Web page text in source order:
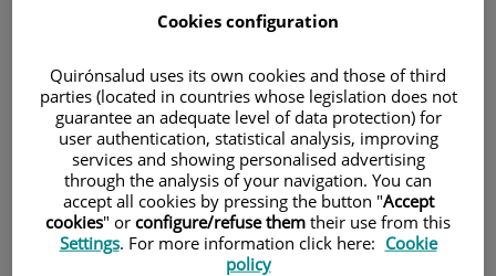
que configuran una ansiedad patológica.
Cookies configuration
Quirónsalud uses its own cookies and those of third
parties (located in countries whose legislation does not
guarantee an adequate level of data protection) for
user authentication, statistical analysis, improving
services and showing personalised advertising
through the analysis of your navigation. You can
accept all cookies by pressing the button "Accept
cookies" or configure/refuse them their use from this
Settings. For more information click here: Cookie
policy